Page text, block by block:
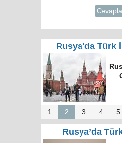
Cevapla
Rusya'da Türk
1 2 3 4 5
Rusya’da